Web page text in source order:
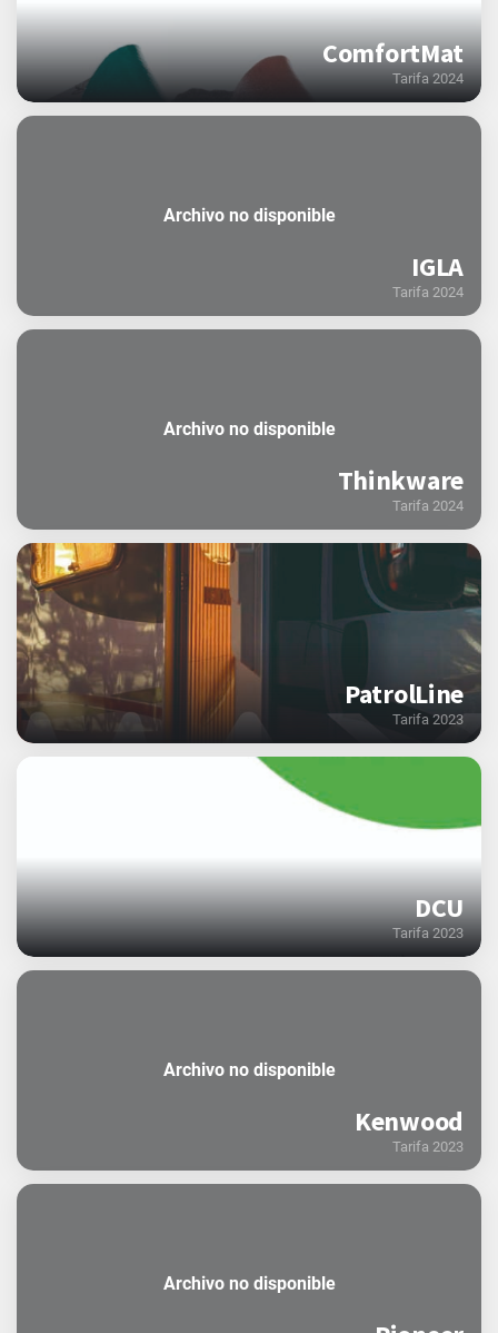
ComfortMat
Tarifa 2024
Archivo no disponible
IGLA
Tarifa 2024
Archivo no disponible
Thinkware
Tarifa 2024
PatrolLine
Tarifa 2023
DCU
Tarifa 2023
Archivo no disponible
Kenwood
Tarifa 2023
Archivo no disponible